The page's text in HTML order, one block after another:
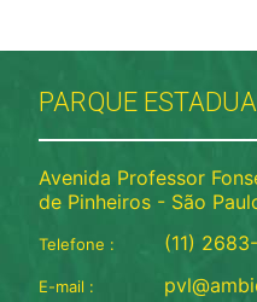
PARQUE
Avenida Professor
de Pinheiros - São
Telefone : (11)
E-mail :